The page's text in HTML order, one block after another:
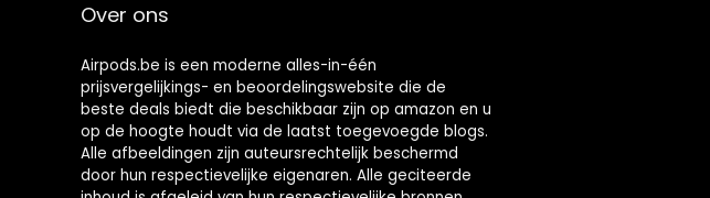
Over ons
Airpods.be is een moderne alles-in-één
prijsvergelijkings- en beoordelingswebsite die de
beste deals biedt die beschikbaar zijn op amazon en u
op de hoogte houdt via de laatst toegevoegde blogs.
Alle afbeeldingen zijn auteursrechtelijk beschermd
door hun respectievelijke eigenaren. Alle geciteerde